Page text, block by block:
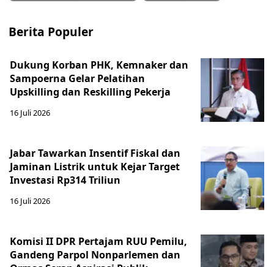
Berita Populer
Dukung Korban PHK, Kemnaker dan
Sampoerna Gelar Pelatihan
Upskilling dan Reskilling Pekerja
16 Juli 2026
Jabar Tawarkan Insentif Fiskal dan
Jaminan Listrik untuk Kejar Target
Investasi Rp314 Triliun
16 Juli 2026
Komisi II DPR Pertajam RUU Pemilu,
Gandeng Parpol Nonparlemen dan